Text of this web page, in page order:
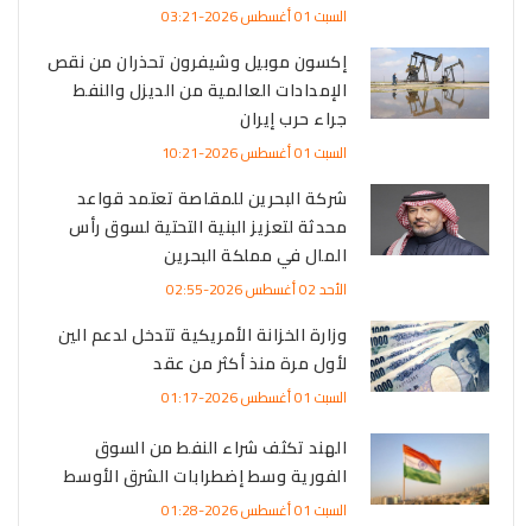
السبت 01 أغسطس 2026-03:21
إكسون موبيل وشيفرون تحذران من نقص
الإمدادات العالمية من الديزل والنفط
جراء حرب إيران
السبت 01 أغسطس 2026-10:21
شركة البحرين للمقاصة تعتمد قواعد
محدثة لتعزيز البنية التحتية لسوق رأس
المال في مملكة البحرين
الأحد 02 أغسطس 2026-02:55
وزارة الخزانة الأمريكية تتدخل لدعم الين
لأول مرة منذ أكثر من عقد
السبت 01 أغسطس 2026-01:17
الهند تكثف شراء النفط من السوق
الفورية وسط إضطرابات الشرق الأوسط
السبت 01 أغسطس 2026-01:28